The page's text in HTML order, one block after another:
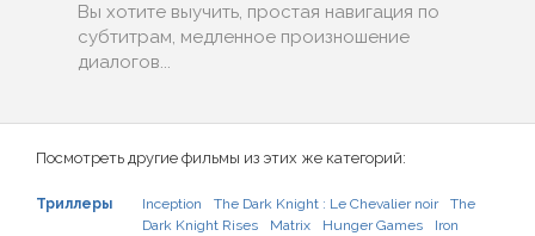
Вы хотите выучить, простая навигация по
субтитрам, медленное произношение
диалогов...
Посмотреть другие фильмы из этих же категорий:
Триллеры Inception The Dark Knight : Le Chevalier noir
The
Dark Knight Rises
Matrix Hunger Games
Iron